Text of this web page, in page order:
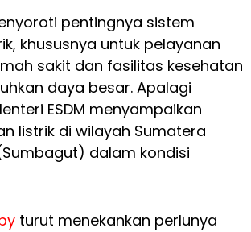
pentingnya sistem
khususnya untuk pelayanan
sakit dan fasilitas kesehatan
daya besar. Apalagi
ESDM menyampaikan
listrik di wilayah Sumatera
dalam kondisi
turut menekankan perlunya